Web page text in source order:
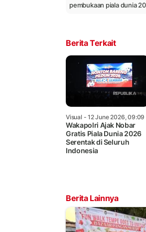
pembukaan piala dunia
Berita Terkait
Visual - 12 June 2026, 09:09
Wakapolri Ajak Nobar
Gratis Piala Dunia 2026
Serentak di Seluruh
Indonesia
Berita Lainnya